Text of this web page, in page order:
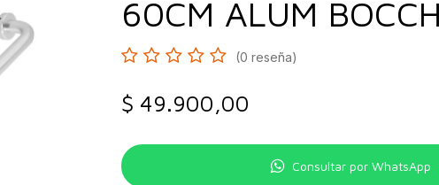
60CM ALUM
(0 reseña)
$ 49.900,00
Consultar por WhatsApp